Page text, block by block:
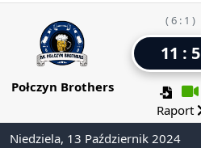
Połczyn Brothers
( 6 : 1 )
11 : 5
Raport
Niedziela, 13 Październik 2024